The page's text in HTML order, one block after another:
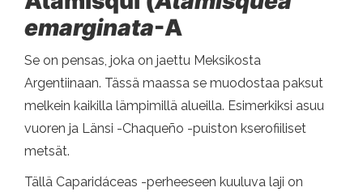
emarginata-A
Se on pensas, joka on jaettu Meksikosta
Argentiinaan. Tässä maassa se muodostaa paksut
melkein kaikilla lämpimillä alueilla. Esimerkiksi asuu
vuoren ja Länsi -Chaqueño -puiston kserofiiliset
metsät.
Tällä Caparidáceas -perheeseen kuuluva laji on